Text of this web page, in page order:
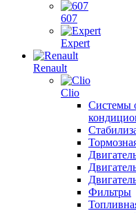
607
Expert
Renault
Clio
Системы
Фильтры